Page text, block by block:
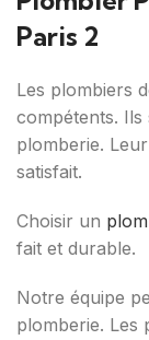
Paris 2
Les plombiers
compétents.
plomberie.
satisfait.
Choisir un
fait et durable.
Notre équipe
plomberie. Les